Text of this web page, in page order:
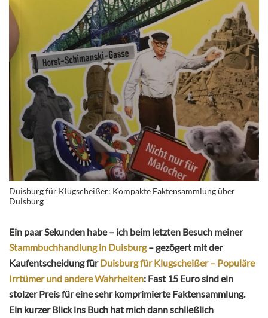
Duisburg für Klugscheißer: Kompakte Faktensammlung über
Duisburg
Ein paar Sekunden habe – ich beim letzten Besuch meiner
Stammbuchhandlung in Duisburg– gezögert mit der
Kaufentscheidung fürDuisburg für Klugscheißer – Populäre
Irrtümer und andere Wahrheiten: Fast 15 Euro sind ein
stolzer Preis für eine sehr komprimierte Faktensammlung.
Ein kurzer Blick ins Buch hat mich dann schließlich